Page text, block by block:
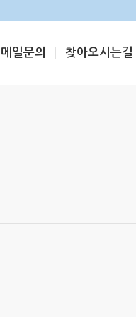
일문의 찾아오시는길